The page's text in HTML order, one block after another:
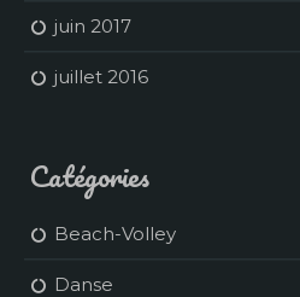
juin 2017
juillet 2016
Catégories
Beach-Volley
Danse